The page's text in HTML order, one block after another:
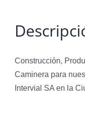
Construcción,
Caminera para
Intervial SA en la